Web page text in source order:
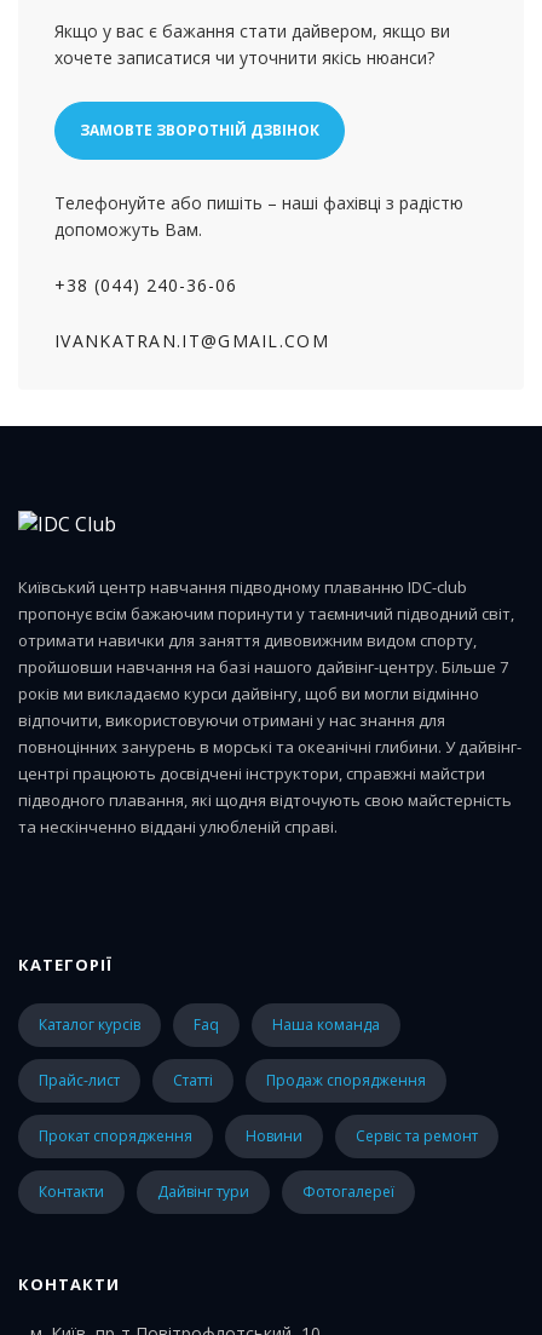
Якщо у вас є бажання стати дайвером, якщо ви
хочете записатися чи уточнити якісь нюанси?
ЗАМОВТЕ ЗВОРОТНІЙ ДЗВІНОК
Телефонуйте або пишіть – наші фахівці з радістю
допоможуть Вам.
+38 (044) 240-36-06
IVANKATRAN.IT@GMAIL.COM
Київський центр навчання підводному плаванню IDC-club
пропонує всім бажаючим поринути у таємничий підводний світ,
отримати навички для заняття дивовижним видом спорту,
пройшовши навчання на базі нашого дайвінг-центру. Більше 7
років ми викладаємо курси дайвінгу, щоб ви могли відмінно
відпочити, використовуючи отримані у нас знання для
повноцінних занурень в морські та океанічні глибини. У дайвінг-
центрі працюють досвідчені інструктори, справжні майстри
підводного плавання, які щодня відточують свою майстерність
та нескінченно віддані улюбленій справі.
КАТЕГОРІЇ
каталог курсів faq наша команда
прайс-лист статті Продаж спорядження
Прокат спорядження Новини Сервіс та ремонт
Контакти Дайвінг тури Фотогалереї
КОНТАКТИ